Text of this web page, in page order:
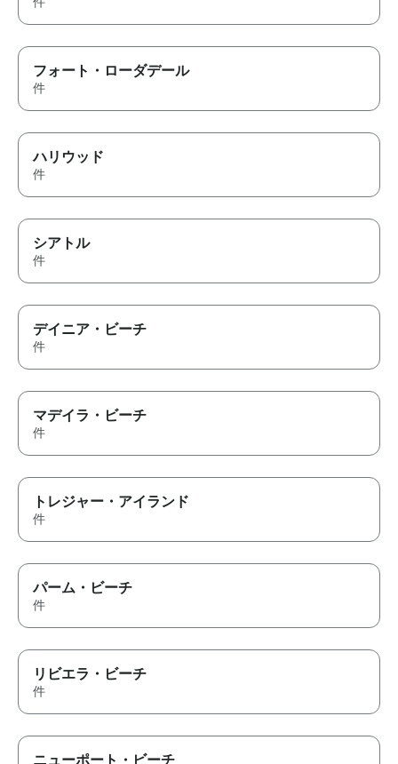
フォート・ローダデール
件
ハリウッド
件
シアトル
件
デイニア・ビーチ
件
マデイラ・ビーチ
件
トレジャー・アイランド
件
パーム・ビーチ
件
リビエラ・ビーチ
件
ニューポート・ビーチ